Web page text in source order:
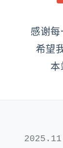
感谢每
希望
本